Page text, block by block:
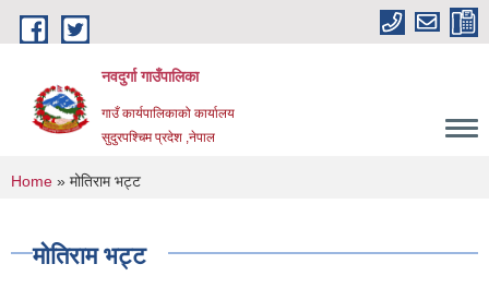
Skip to main content
नवदुर्गा गाउँपालिका
गाउँ कार्यपालिकाको कार्यालय
सुदुरपश्चिम प्रदेश ,नेपाल
You are here
Home » मोतिराम भट्ट
मोतिराम भट्ट